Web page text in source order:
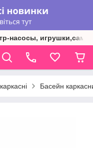
насосы,
Басейн